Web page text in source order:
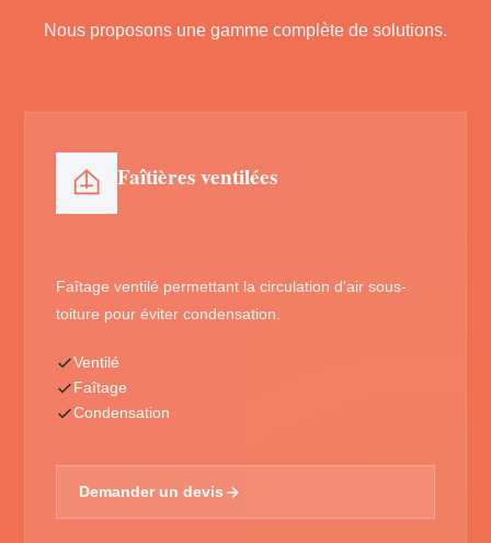
Nous proposons une gamme complète de solutions.
Faîtières ventilées
Faîtage ventilé permettant la circulation d'air sous-
toiture pour éviter condensation.
Ventilé
Faîtage
Condensation
Demander un devis